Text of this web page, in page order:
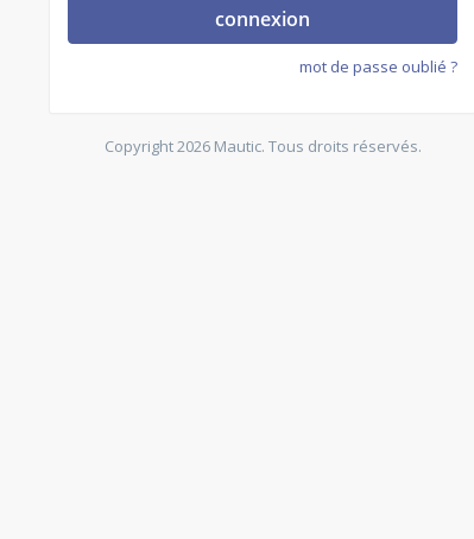
connexion
mot de passe oublié ?
Copyright 2026 Mautic. Tous droits réservés.